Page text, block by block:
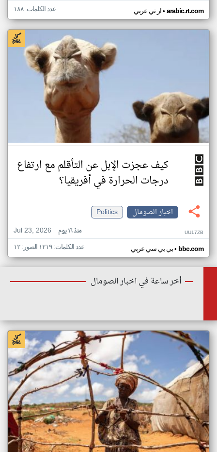
ار تي عربي• arabic.rt.com عدد الكلمات: ١٨٨
كيف عجزت الإبل عن التأقلم مع ارتفاع
درجات الحرارة في أفريقيا؟
اخبار الصومال
Politics
Jul 23, 2026
منذ ١٦ يوم UU17ZB
بي بي سي عربي• bbc.com عدد الكلمات: ١٢١٩ الصور: ١٢
أخر ساعة في اخبار الصومال